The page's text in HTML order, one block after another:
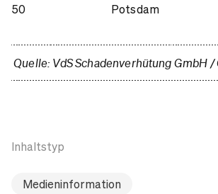
50 Potsdam
Quelle: VdS Schadenverhütung GmbH /
Inhaltstyp
Medieninformation